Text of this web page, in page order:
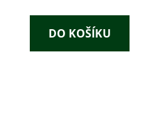
DO KOŠÍKU